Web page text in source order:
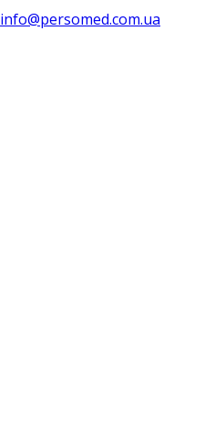
info@persomed.com.ua